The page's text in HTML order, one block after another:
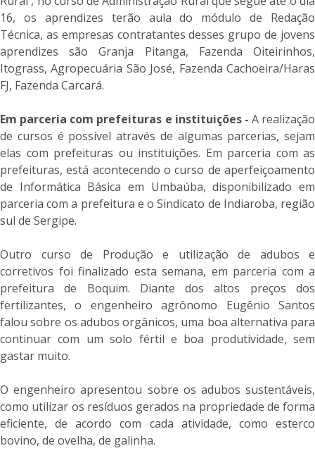
16, os aprendizes terão aula do módulo de Redação
Técnica, as empresas contratantes desses grupo de jovens
aprendizes são Granja Pitanga, Fazenda Oiteirinhos,
Itograss, Agropecuária São José, Fazenda Cachoeira/Haras
FJ, Fazenda Carcará.
Em parceria com prefeituras e instituições - A realização
de cursos é possível através de algumas parcerias, sejam
elas com prefeituras ou instituições. Em parceria com as
prefeituras, está acontecendo o curso de aperfeiçoamento
de Informática Básica em Umbaúba, disponibilizado em
parceria com a prefeitura e o Sindicato de Indiaroba, região
sul de Sergipe.
Outro curso de Produção e utilização de adubos e
corretivos foi finalizado esta semana, em parceria com a
prefeitura de Boquim. Diante dos altos preços dos
fertilizantes, o engenheiro agrônomo Eugênio Santos
falou sobre os adubos orgânicos, uma boa alternativa para
continuar com um solo fértil e boa produtividade, sem
gastar muito.
O engenheiro apresentou sobre os adubos sustentáveis,
como utilizar os resíduos gerados na propriedade de forma
eficiente, de acordo com cada atividade, como esterco
bovino, de ovelha, de galinha.